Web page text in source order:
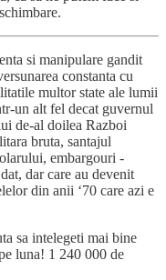
si manipulare gandit
constanta cu
multor state ale lumii
un alt fel decat guvernul
de-al doilea Razboi
bruta, santajul
embargouri -
dar care au devenit
din anii ‘70 care azi e
sa intelegeti mai bine
luna! 1 240 000 de